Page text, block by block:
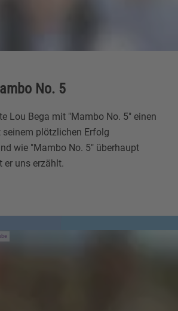
No. 5
Lou Bega mit "Mambo No. 5" einen
seinem plötzlichen Erfolg
wie "Mambo No. 5" überhaupt
er uns erzählt.